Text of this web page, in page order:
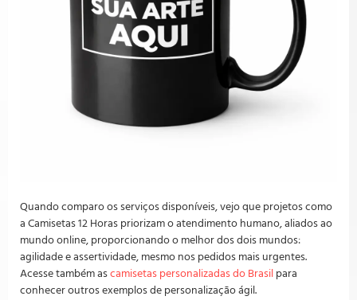
Quando comparo os serviços disponíveis, vejo que projetos como
a Camisetas 12 Horas priorizam o atendimento humano, aliados ao
mundo online, proporcionando o melhor dos dois mundos:
agilidade e assertividade, mesmo nos pedidos mais urgentes.
Acesse também ascamisetas personalizadas do Brasil para
conhecer outros exemplos de personalização ágil.